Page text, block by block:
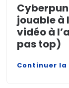
jouable à
vidéo à
pas top)
Continuer